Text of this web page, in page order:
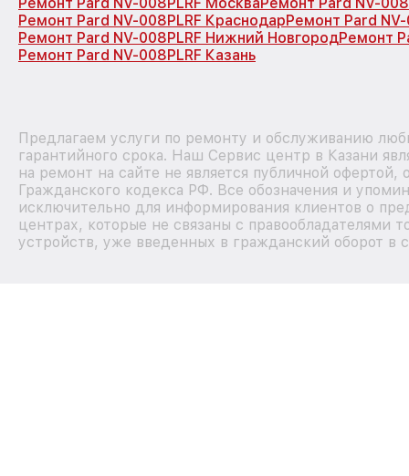
Ремонт Pard NV-008PLRF КраснодарРемонт Pard
Ремонт Pard NV-008PLRF Нижний НовгородРемонт
Ремонт Pard NV-008PLRF Казань
Предлагаем услуги по ремонту и обслуживанию
гарантийного срока. Наш Сервис центр в Казани
на ремонт на сайте не является публичной
Гражданского кодекса РФ. Все обозначения и
исключительно для информирования клиентов о
центрах, которые не связаны с правообладателями
устройств, уже введенных в гражданский оборот в